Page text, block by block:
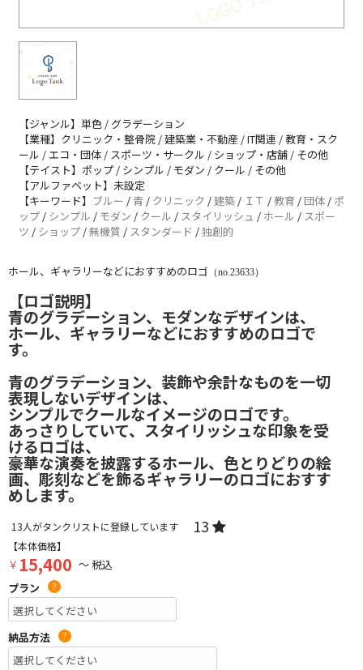
【ジャンル】単色 / グラデーション
【業種】クリニック・整骨院 / 建築業・不動産 / IT関連 / 教育・スク
ール / エコ・団体 / スポーツ・サークル / ショップ・店舗 / その他
【テイスト】ポップ / シンプル / モダン / クール / その他
【アルファベット】未設定
【キーワード】 ブルー / 青 / クリニック /建築 / ＩＴ / 教育 /団体 / ポ
ップ / シンプル / モダン / クール / スタイリッシュ / ホール / スポー
ツ / ショップ /無機質 / スタンダード /独創的
ホール、ギャラリーなどにおすすめのロゴ （no.23633）
【ロゴ説明】
青のグラデーション、モダンなデザインは、
ホール、ギャラリーなどにおすすめのロゴで
す。
青のグラデーション、装飾や余計なものを一切
表現しないデザインは、
シンプルでクールなイメージのロゴです。
あっさりしていて、スタイリッシュな印象を受
けるロゴは、
豪華な演奏を披露するホール、色とりどりの絵
画、彫刻などを飾るギャラリーのロゴにおすす
めします。
13人がタンクリストに登録しています 13
【本体価格】
￥ 15,400 ～ 税込
プラン
?
納品方法 ?